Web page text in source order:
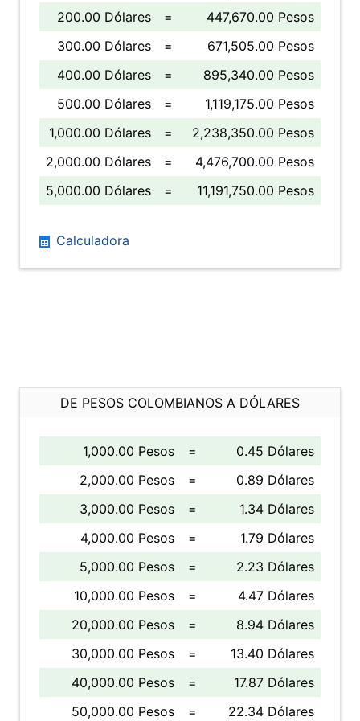
200.00 Dólares
=
447,670.00 Pesos
300.00 Dólares
=
671,505.00 Pesos
400.00 Dólares
=
895,340.00 Pesos
500.00 Dólares
=
1,119,175.00 Pesos
1,000.00 Dólares
=
2,238,350.00 Pesos
2,000.00 Dólares
=
4,476,700.00 Pesos
5,000.00 Dólares
= 11,191,750.00 Pesos
Calculadora
DE PESOS COLOMBIANOS A DÓLARES
1,000.00 Pesos =
0.45 Dólares
2,000.00 Pesos
=
0.89 Dólares
3,000.00 Pesos
=
1.34 Dólares
4,000.00 Pesos
=
1.79 Dólares
5,000.00 Pesos
=
2.23 Dólares
10,000.00 Pesos
=
4.47 Dólares
20,000.00 Pesos
=
8.94 Dólares
30,000.00 Pesos
=
13.40 Dólares
40,000.00 Pesos
=
17.87 Dólares
50,000.00 Pesos
= 22.34 Dólares